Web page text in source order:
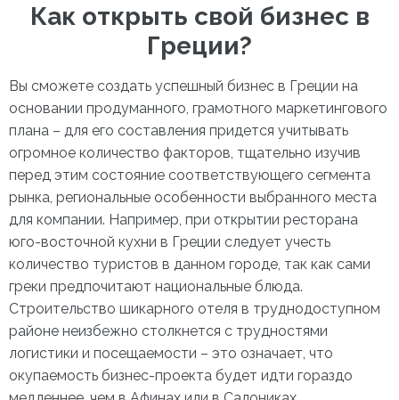
Как открыть свой бизнес в
Греции?
Вы сможете создать успешный бизнес в Греции на
основании продуманного, грамотного маркетингового
плана – для его составления придется учитывать
огромное количество факторов, тщательно изучив
перед этим состояние соответствующего сегмента
рынка, региональные особенности выбранного места
для компании. Например, при открытии ресторана
юго-восточной кухни в Греции следует учесть
количество туристов в данном городе, так как сами
греки предпочитают национальные блюда.
Строительство шикарного отеля в труднодоступном
районе неизбежно столкнется с трудностями
логистики и посещаемости – это означает, что
окупаемость бизнес-проекта будет идти гораздо